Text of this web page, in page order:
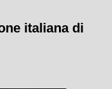
italiana di